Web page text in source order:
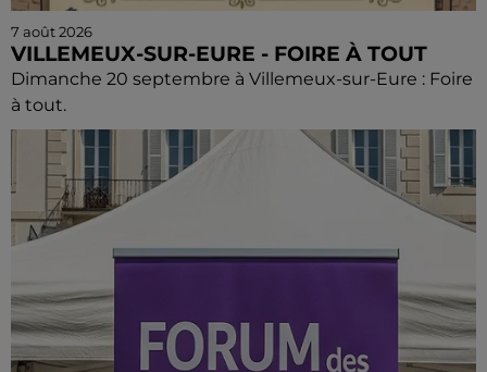
7 août 2026
VILLEMEUX-SUR-EURE - FOIRE À TOUT
Dimanche 20 septembre à Villemeux-sur-Eure : Foire
à tout.